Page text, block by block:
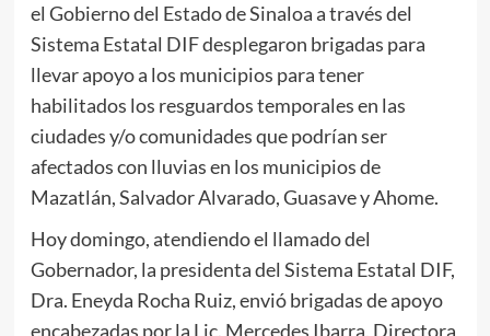
el Gobierno del Estado de Sinaloa a través del
Sistema Estatal DIF desplegaron brigadas para
llevar apoyo a los municipios para tener
habilitados los resguardos temporales en las
ciudades y/o comunidades que podrían ser
afectados con lluvias en los municipios de
Mazatlán, Salvador Alvarado, Guasave y Ahome.
Hoy domingo, atendiendo el llamado del
Gobernador, la presidenta del Sistema Estatal DIF,
Dra. Eneyda Rocha Ruiz, envió brigadas de apoyo
encabezadas por la Lic. Mercedes Ibarra, Directora